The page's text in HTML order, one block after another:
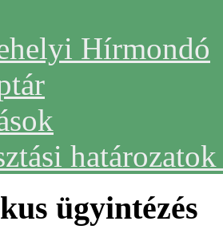
Hírmondó
ügyintézés